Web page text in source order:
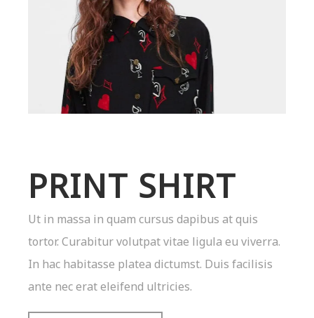
PRINT SHIRT
Ut in massa in quam cursus dapibus at quis
tortor. Curabitur volutpat vitae ligula eu viverra.
In hac habitasse platea dictumst. Duis facilisis
ante nec erat eleifend ultricies.